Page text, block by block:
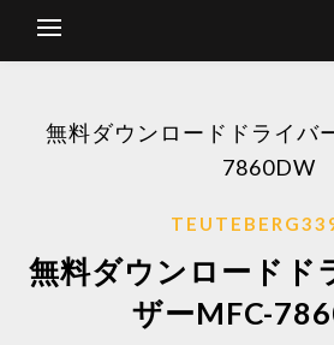
無料ダウンロードドライバ
7860DW
無料ダウンロードド
ザーMFC-